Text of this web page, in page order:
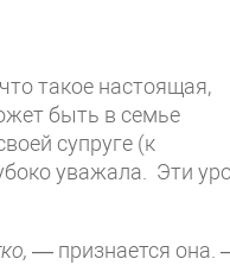
такое настоящая,
быть в семье
супруге (к
уважала. Эти
— признается она.